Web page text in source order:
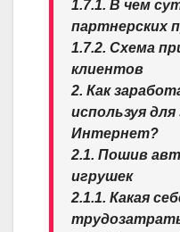
1.7.1. В чем
партнерских
1.7.2. Схема
клиентов
2. Как
используя
Интернет?
2.1. Пошив
игрушек
2.1.1. Какая